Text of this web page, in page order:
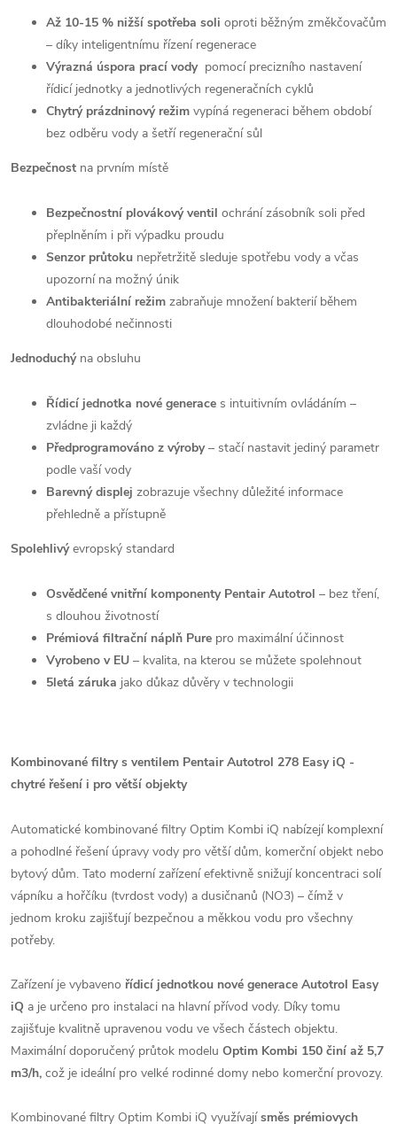
Až 10-15 % nižší spotřeba soli oproti běžným změkčovačům
– díky inteligentnímu řízení regenerace
Výrazná úspora prací vodypomocí precizního nastavení
řídicí jednotky a jednotlivých regeneračních cyklů
Chytrý prázdninový režim vypíná regeneraci během období
bez odběru vody a šetří regenerační sůl
Bezpečnost na prvním místě
Bezpečnostní plovákový ventil ochrání zásobník soli před
přeplněním i při výpadku proudu
Senzor průtoku nepřetržitě sleduje spotřebu vody a včas
upozorní na možný únik
Antibakteriální režim zabraňuje množení bakterií během
dlouhodobé nečinnosti
Jednoduchýna obsluhu
Řídicí jednotka nové generace s intuitivním ovládáním –
zvládne ji každý
Předprogramováno z výroby– stačí nastavit jediný parametr
podle vaší vody
Barevný displej zobrazuje všechny důležité informace
přehledně a přístupně
Spolehlivýevropský standard
Osvědčené vnitřní komponenty Pentair Autotrol – bez tření,
s dlouhou životností
Prémiová filtrační náplň Pure pro maximální účinnost
Vyrobeno v EU – kvalita, na kterou se můžete spolehnout
5letá záruka jako důkaz důvěry v technologii
Kombinované filtry s ventilem Pentair Autotrol 278 Easy iQ -
chytré řešení i pro větší objekty
Automatické kombinované filtry Optim Kombi iQ nabízejí komplexní
a pohodlné řešení úpravy vody pro větší dům, komerční objekt nebo
bytový dům. Tato moderní zařízení efektivně snižují koncentraci solí
vápníku a hořčíku (tvrdost vody) a dusičnanů (NO3) – čímž v
jednom kroku zajišťují bezpečnou a měkkou vodu pro všechny
potřeby.
Zařízení je vybaveno řídicí jednotkou nové generace Autotrol Easy
iQ a je určeno pro instalaci na hlavní přívod vody. Díky tomu
zajišťuje kvalitně upravenou vodu ve všech částech objektu.
Maximální doporučený průtok modelu Optim Kombi 150 činí až 5,7
m3/h, což je ideální pro velké rodinné domy nebo komerční provozy.
Kombinované filtry Optim Kombi iQ využívajísměs prémiovych